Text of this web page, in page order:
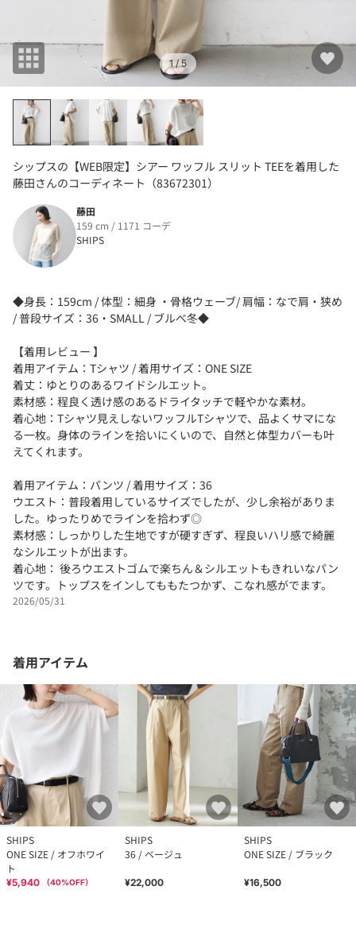
1/ 5
シップスの【WEB限定】シアー ワッフル スリット TEEを着用した
藤田さんのコーディネート（83672301）
藤田
159 cm / 1171 コーデ
SHIPS
◆身長：159cm / 体型：細身 ・骨格ウェーブ/ 肩幅：なで肩・狭め
/ 普段サイズ：36・SMALL / ブルべ冬◆
【着用レビュー 】
着用アイテム：Tシャツ / 着用サイズ：ONE SIZE
着丈：ゆとりのあるワイドシルエット。
素材感：程良く透け感のあるドライタッチで軽やかな素材。
着心地：Tシャツ見えしないワッフルTシャツで、品よくサマにな
る一枚。身体のラインを拾いにくいので、自然と体型カバーも叶
えてくれます。
着用アイテム：パンツ / 着用サイズ：36
ウエスト：普段着用しているサイズでしたが、少し余裕がありま
した。ゆったりめでラインを拾わず◎
素材感：しっかりした生地ですが硬すぎず、程良いハリ感で綺麗
なシルエットが出ます。
着心地： 後ろウエストゴムで楽ちん＆シルエットもきれいなパン
ツです。トップスをインしてももたつかず、こなれ感がでます。
2026/05/31
着用アイテム
SHIPS
ONE SIZE / オフホワイ
ト
¥5,940 （40%OFF）
SHIPS
36 / ベージュ
¥22,000
SHIPS
ONE SIZE / ブラック
¥16,500